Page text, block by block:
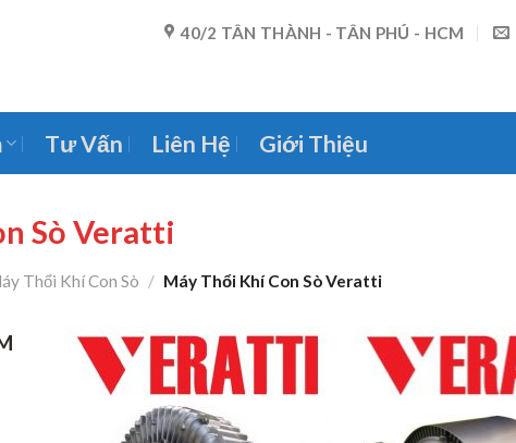
40/2 TÂN THÀNH - TÂN PHÚ - HCM
Tư Vấn Liên Hệ Giới Thiệu
Sò Veratti
Thổi Khí Con Sò / Máy Thổi Khí Con Sò Veratti